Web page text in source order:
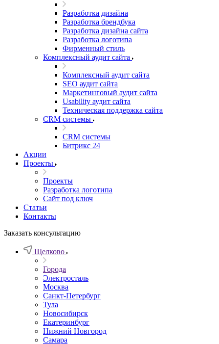
Разработка дизайна
Разработка брендбука
Разработка дизайна сайта
Разработка логотипа
Фирменный стиль
Комплексный аудит сайта
Комплексный аудит сайта
SEO аудит сайта
Маркетинговый аудит сайта
Usability аудит сайта
Техническая поддержка сайта
CRM системы
CRM системы
Битрикс 24
Акции
Проекты
Проекты
Разработка логотипа
Сайт под ключ
Статьи
Контакты
Заказать консультацию
Щелково
Города
Электросталь
Москва
Санкт-Петербург
Тула
Новосибирск
Екатеринбург
Нижний Новгород
Самара